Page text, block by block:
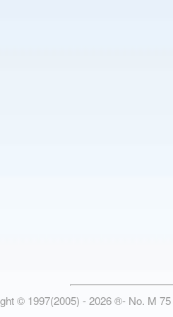
© 1997(2005) -2026®- No. M